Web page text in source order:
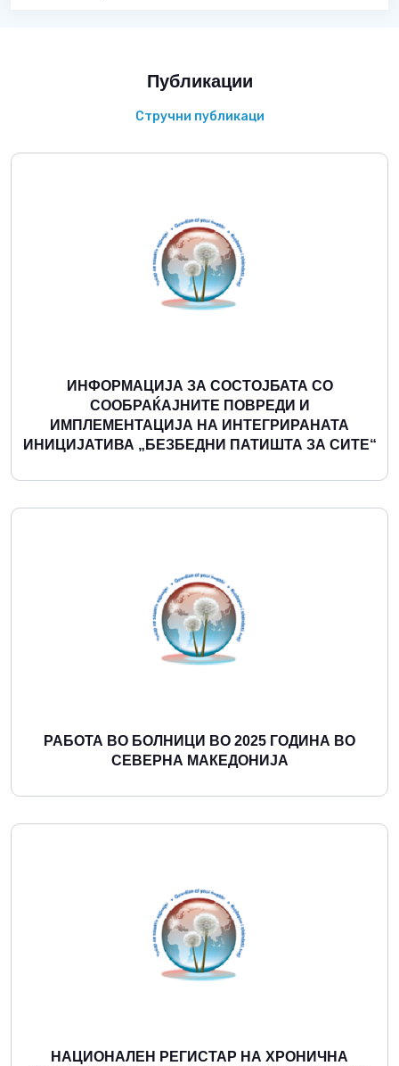
Публикации
Стручни публикаци
ИНФОРМАЦИЈА ЗА СОСТОЈБАТА СО
СООБРАЌАЈНИТЕ ПОВРЕДИ И
ИМПЛЕМЕНТАЦИЈА НА ИНТЕГРИРАНАТА
ИНИЦИЈАТИВА „БЕЗБЕДНИ ПАТИШТА ЗА СИТЕ“
Повеќе
РАБОТА ВО БОЛНИЦИ ВО 2025 ГОДИНА ВО
СЕВЕРНА МАКЕДОНИЈА
Повеќе
НАЦИОНАЛЕН РЕГИСТАР НА ХРОНИЧНА